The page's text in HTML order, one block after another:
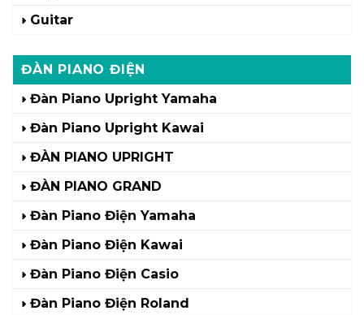
Guitar
ĐÀN PIANO ĐIỆN
Đàn Piano Upright Yamaha
Đàn Piano Upright Kawai
ĐÀN PIANO UPRIGHT
ĐÀN PIANO GRAND
Đàn Piano Điện Yamaha
Đàn Piano Điện Kawai
Đàn Piano Điện Casio
Đàn Piano Điện Roland